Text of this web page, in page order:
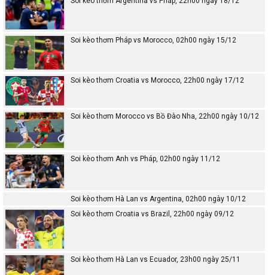
Soi kèo thơm Pháp vs Morocco, 02h00 ngày 15/12
Soi kèo thơm Croatia vs Morocco, 22h00 ngày 17/12
Soi kèo thơm Morocco vs Bồ Đào Nha, 22h00 ngày 10/12
Soi kèo thơm Anh vs Pháp, 02h00 ngày 11/12
Soi kèo thơm Hà Lan vs Argentina, 02h00 ngày 10/12
Soi kèo thơm Croatia vs Brazil, 22h00 ngày 09/12
Soi kèo thơm Hà Lan vs Ecuador, 23h00 ngày 25/11